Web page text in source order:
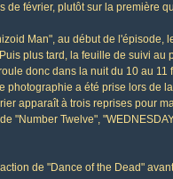
de février, plutôt sur la première
Man", au début de l'épisode,
plus tard, la feuille de suivi au
donc dans la nuit du 10 au
photographie a été prise lors de
apparaît à trois reprises pour
"Number Twelve",
de "Dance of the Dead"